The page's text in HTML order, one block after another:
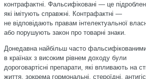
контрафактні. Фальсифіковані — це
які імітують справж­ні. Контрафактні —
не відповідають правам інтелектуальної
або порушують закон про товарні знаки.
Донедавна найбільш часто
в країнах з високим рівнем доходу були
дороговартісні препарати, які впливають на
життя, зокрема гормональні, стероїдні,